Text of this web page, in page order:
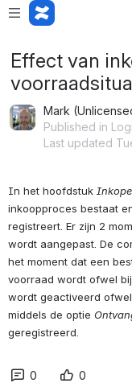
Effect van
Mark
Published in
Last updated
In het hoofdstuk
inkoopproces bestaat
registreert. Er zijn 2
wordt aangepast. De
het moment dat een
voorraad wordt ofwel
wordt geactiveerd
middels de optie
geregistreerd.
0 0